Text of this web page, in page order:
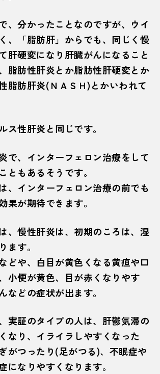
、分かったことなのですが、ウイ
、「脂肪肝」からでも、同じく慢
肝硬変になり肝臓がんになること
脂肪性肝炎とか脂肪性肝硬変とか
脂肪肝炎(ＮＡＳＨ)とかいわれて
ス性肝炎と同じです。
で、インターフェロン治療をして
ともあるそうです。
、インターフェロン治療の前でも
果が期待できます。
、慢性肝炎は、初期のころは、湿
ます。
どや、白目が黄色くなる黄疸や口
小便が黄色、目が赤くなりやす
などの症状が出ます。
実証のタイプの人は、肝鬱気滞の
なり、イライラしやすくなった
がつったり(足がつる)、不眠症や
になりやすくなります。